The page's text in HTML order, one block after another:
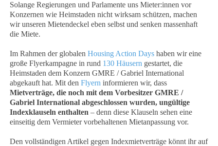
Solange Regierungen und Parlamente uns Mieter:innen vor
Konzernen wie Heimstaden nicht wirksam schützen, machen
wir unseren Mietendeckel eben selbst und senken massenhaft
die Miete.
Im Rahmen der globalen Housing Action Days haben wir eine
große Flyerkampagne in rund 130 Häusern gestartet, die
Heimstaden dem Konzern GMRE / Gabriel International
abgekauft hat. Mit den Flyern informieren wir, dass
Mietverträge, die noch mit dem Vorbesitzer GMRE /
Gabriel International abgeschlossen wurden, ungültige
Indexklauseln enthalten – denn diese Klauseln sehen eine
einseitig dem Vermieter vorbehaltenen Mietanpassung vor.
Den vollständigen Artikel gegen Indexmietverträge könnt ihr auf